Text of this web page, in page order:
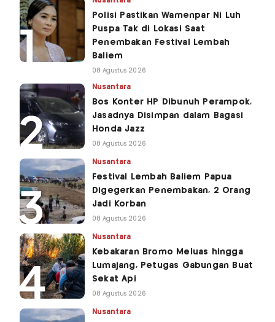
Polisi Pastikan Wamenpar Ni Luh
Puspa Tak di Lokasi Saat
Penembakan Festival Lembah
Baliem
08 Agustus 2026
Nusantara
Bos Konter HP Dibunuh Perampok,
Jasadnya Disimpan dalam Bagasi
Honda Jazz
08 Agustus 2026
Nusantara
Festival Lembah Baliem Papua
Digegerkan Penembakan, 2 Orang
Jadi Korban
08 Agustus 2026
Nusantara
Kebakaran Bromo Meluas hingga
Lumajang, Petugas Gabungan Buat
Sekat Api
08 Agustus 2026
Nusantara